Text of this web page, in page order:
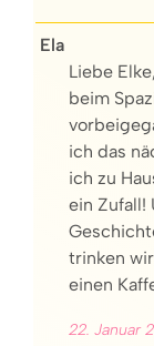
Ela
Liebe
beim
ich das
ich zu
ein Zufall!
trinken
einen
22. Januar